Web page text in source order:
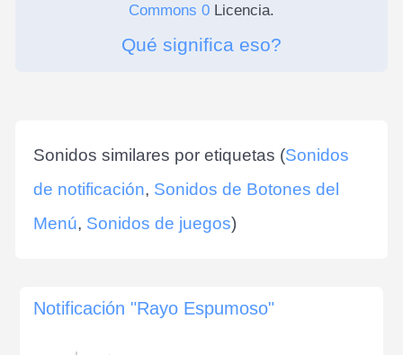
Commons 0 Licencia.
Qué significa eso?
Sonidos similares por etiquetas (Sonidos
de notificación, Sonidos de Botones del
Menú, Sonidos de juegos)
Notificación "Rayo Espumoso"